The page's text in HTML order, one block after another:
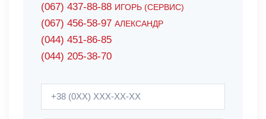
(067) 437-88-88 ИГОРЬ (СЕРВИС)
(067) 456-58-97 АЛЕКСАНДР
(044) 451-86-85
(044) 205-38-70